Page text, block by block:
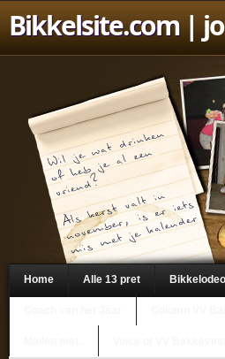
Bikkelsite.com|
Home Alle 13 pret